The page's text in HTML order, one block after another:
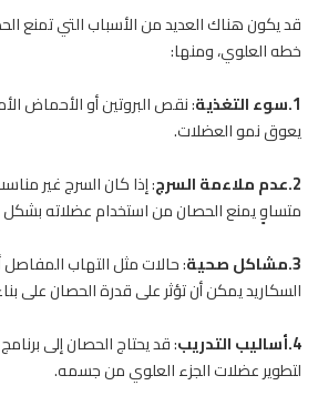
قد يكون هناك العديد من الأسباب التي تمنع
خطه العلوي، ومنها:
1.سوء التغذية
: نقص البروتين أو الأحماض
يعوق نمو العضلات.
2.عدم ملاءمة السرج
: إذا كان السرج غير
متساوٍ يمنع الحصان من استخدام عضلاته
3.مشاكل صحية
: حالات مثل التهابالمفاصل
السكاريد يمكن أن تؤثر على قدرة الحصان على
4.أساليب التدريب
: قد يحتاج الحصان إلى
لتطوير عضلات الجزء العلوي من جسمه.